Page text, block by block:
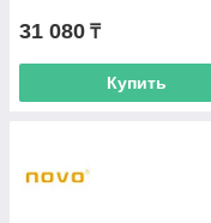
31 080 ₸
Купить